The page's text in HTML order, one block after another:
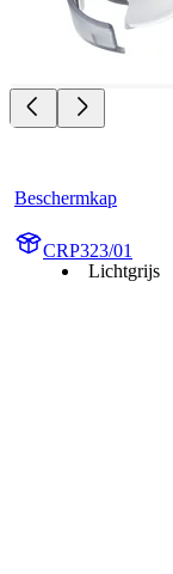
Beschermkap
CRP323/01
Lichtgrijs